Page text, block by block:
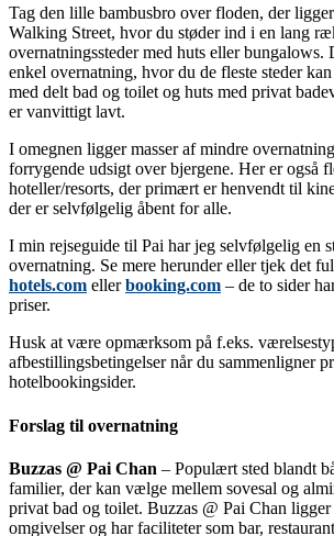
Tag den lille bambusbro over floden, der
Walking Street, hvor du støder ind i en lang
overnatningssteder med huts eller bungalows.
enkel overnatning, hvor du de fleste steder
med delt bad og toilet og huts med privat
er vanvittigt lavt.
I omegnen ligger masser af mindre
forrygende udsigt over bjergene. Her er også
hoteller/resorts, der primært er henvendt til
der er selvfølgelig åbent for alle.
I min rejseguide til Pai har jeg selvfølgelig en
overnatning. Se mere herunder eller tjek det
hotels.com ellerbooking.com – de to sider
priser.
Husk at være opmærksom på f.eks.
afbestillingsbetingelser når du sammenligner
hotelbookingsider.
Forslag til overnatning
Buzzas @ Pai Chan – Populært sted blandt
familier, der kan vælge mellem sovesal og
privat bad og toilet. Buzzas @ Pai Chan
omgivelser og har faciliteter som bar,